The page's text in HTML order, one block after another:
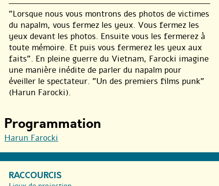
"Lorsque nous vous montrons des photos de victimes
du napalm, vous fermez les yeux. Vous fermez les
yeux devant les photos. Ensuite vous les fermerez à
toute mémoire. Et puis vous fermerez les yeux aux
faits". En pleine guerre du Vietnam, Farocki imagine
une manière inédite de parler du napalm pour
éveiller le spectateur. "Un des premiers films punk"
(Harun Farocki).
Programmation
Harun Farocki
RACCOURCIS